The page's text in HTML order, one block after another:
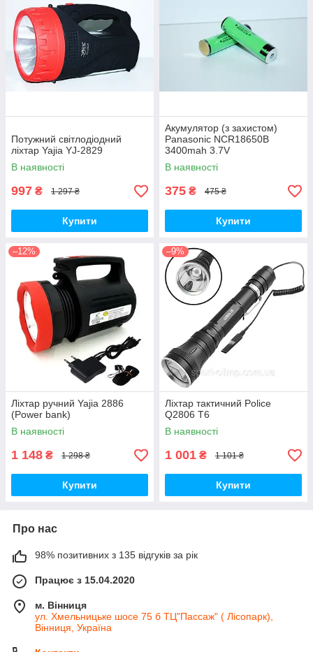
Потужний світлодіодний
ліхтар Yajia YJ-2829
В наявності
997 ₴ 1 297 ₴
Купити
Акумулятор (з захистом)
Panasonic NCR18650B
3400mah 3.7V
В наявності
375 ₴ 475 ₴
Купити
–12%
Ліхтар ручний Yajia 2886
(Power bank)
В наявності
1 148 ₴ 1 298 ₴
Купити
–9%
Ліхтар тактичний Police
Q2806 T6
В наявності
1 001 ₴ 1 101 ₴
Купити
Про нас
98% позитивних з 135 відгуків за рік
Працює з 15.04.2020
м. Вінниця
ул. Хмельницьке шосе 75 б ТЦ"Пассаж" ( Лісопарк),
Вінниця, Україна